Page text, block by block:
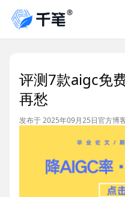
评测7款aigc免
再愁
发布于 2025年09月25日官方博